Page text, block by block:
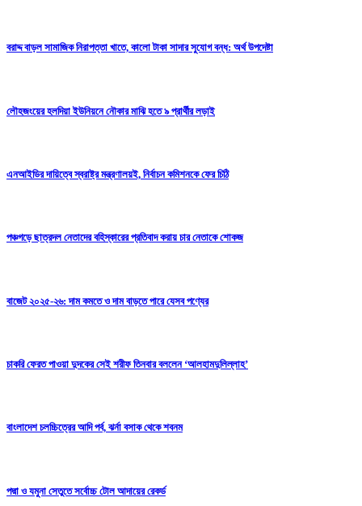
বরাদ্দ বাড়ল সামাজিক নিরাপত্তা খাতে, কালো টাকা সাদার সুযোগ বন্ধ: অর্থ উপদেষ্টা
লৌহজংয়ের হলদিয়া ইউনিয়নে নৌকার মাঝি হতে ৯ প্রার্থীর লড়াই
এনআইডির দায়িত্বে স্বরাষ্ট্র মন্ত্রণালয়ই, নির্বাচন কমিশনকে ফের চিঠি
পঞ্চগড়ে ছাত্রদল নেতাদের বহিস্কারের প্রতিবাদ করায় চার নেতাকে শোকজ
বাজেট ২০২৫-২৬: দাম কমতে ও দাম বাড়তে পারে যেসব পণ্যের
চাকরি ফেরত পাওয়া দুদকের সেই শরীফ তিনবার বললেন ‘আলহামদুলিল্লাহ’
বাংলাদেশ চলচ্চিত্রের আদি পর্ব, ঝর্না বসাক থেকে শবনম
পদ্মা ও যমুনা সেতুতে সর্বোচ্চ টোল আদায়ের রেকর্ড